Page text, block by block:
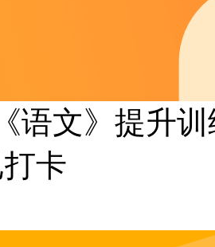
语文》提升
卡